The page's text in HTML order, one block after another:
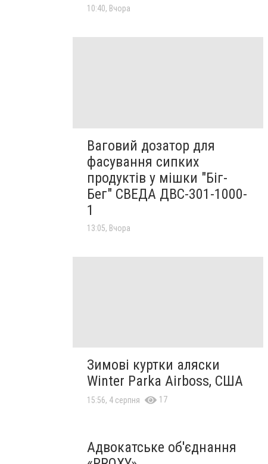
10:40, Вчора
Ваговий дозатор для
фасування сипких
продуктів у мішки "Біг-
Бег" СВЕДА ДВС-301-1000-
1
13:05, Вчора
Зимові куртки аляски
Winter Parka Airboss, США
15:56, 4 серпня 17
Адвокатське об'єднання